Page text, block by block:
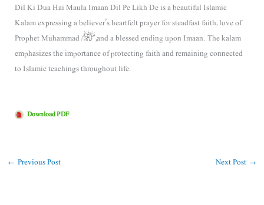
Dil Ki Dua Hai Maula Imaan Dil Pe Likh De is a beautiful Islamic
Kalam expressing a believer’s heartfelt prayer for steadfast faith, love of
Prophet Muhammad ﷺ, and a blessed ending upon Imaan. The kalam
emphasizes the importance of protecting faith and remaining connected
to Islamic teachings throughout life.
Download PDF
← Previous Post Next Post →